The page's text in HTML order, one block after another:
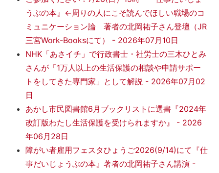
うぶの本』←周りの人にこそ読んでほしい職場のコ
ミュニケーション論 著者の北岡祐子さん登壇（JR
三宮Work-Booksにて）
- 2026年07月10日
NHK「あさイチ」で行政書士・社労士の三木ひとみ
さんが「1万人以上の生活保護の相談や申請サポー
トをしてきた専門家」として解説 - 2026年07月02
日
あかし市民図書館6月ブックリストに選書『2024年
改訂版わたし生活保護を受けられますか』
- 2026
年06月28日
障がい者雇用フェスタひょうご2026(9/14)にて『仕
事だいじょうぶの本』著者の北岡祐子さん講演 -